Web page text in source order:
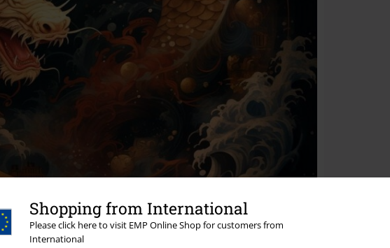
Shopping from International
Please click here to visit EMP Online Shop for customers from
International